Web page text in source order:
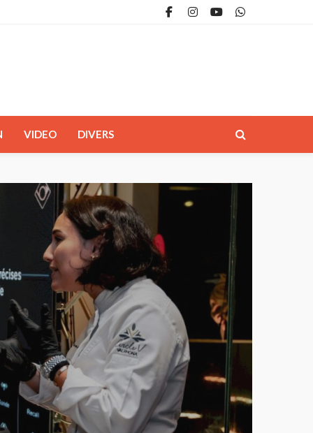
VIDEO DIVERS